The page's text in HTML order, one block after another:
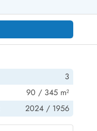
3
90 / 345 m²
2024 / 1956